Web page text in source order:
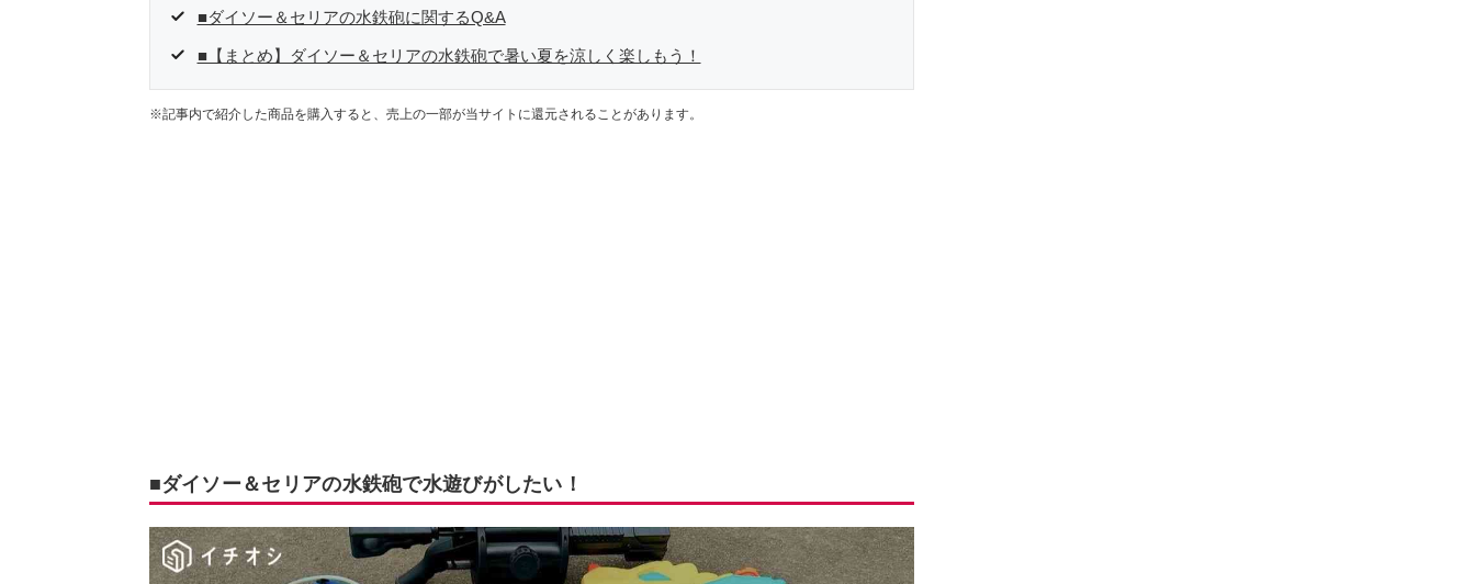
■ダイソー＆セリアの水鉄砲に関するQ&A
■【まとめ】ダイソー＆セリアの水鉄砲で暑い夏を涼しく楽しもう！
※記事内で紹介した商品を購入すると、売上の一部が当サイトに還元されることがあります。
■ダイソー＆セリアの水鉄砲で水遊びがしたい！